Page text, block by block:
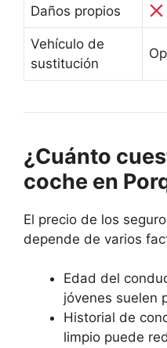
Daños propios
Vehículo de
sustitución
¿Cuánto
coche en
El precio de los
depende de varios
Edad del
jóvenes suelen
Historial de
limpio puede